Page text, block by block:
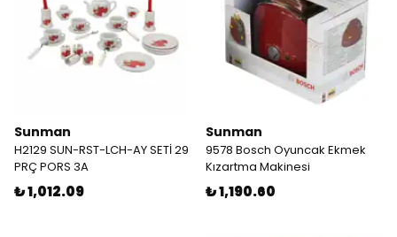
Sunman
H2129 SUN-RST-LCH-AY SETİ 29
PRÇ PORS 3A
₺ 1,012.09
Sunman
9578 Bosch Oyuncak Ekmek
Kızartma Makinesi
₺ 1,190.60